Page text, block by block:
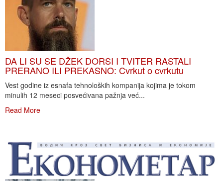
DA LI SU SE DŽEK DORSI I TVITER RASTALI
PRERANO ILI PREKASNO: Cvrkut o cvrkutu
Vest godine iz esnafa tehnoloških kompanija kojima je tokom
minulih 12 meseci posvećivana pažnja već...
Read More